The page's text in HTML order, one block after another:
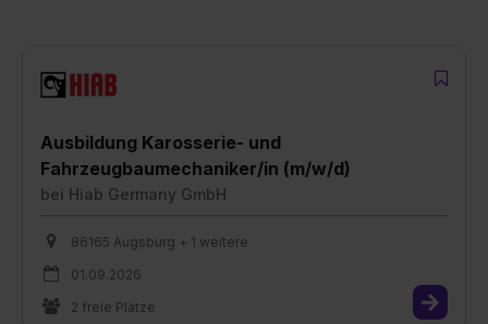
Ausbildung Karosserie- und
Fahrzeugbaumechaniker/in (m/w/d)
bei Hiab Germany GmbH
86165 Augsburg + 1 weitere
01.09.2026
2 freie Plätze